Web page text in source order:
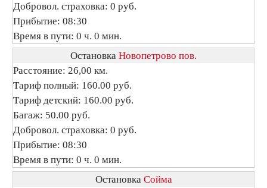
Добровол. страховка: 0 руб.
Прибытие: 08:30
Время в пути: 0 ч. 0 мин.
Остановка Новопетрово пов.
Расстояние: 26,00 км.
Тариф полный: 160.00 руб.
Тариф детский: 160.00 руб.
Багаж: 50.00 руб.
Добровол. страховка: 0 руб.
Прибытие: 08:30
Время в пути: 0 ч. 0 мин.
Остановка Сойма